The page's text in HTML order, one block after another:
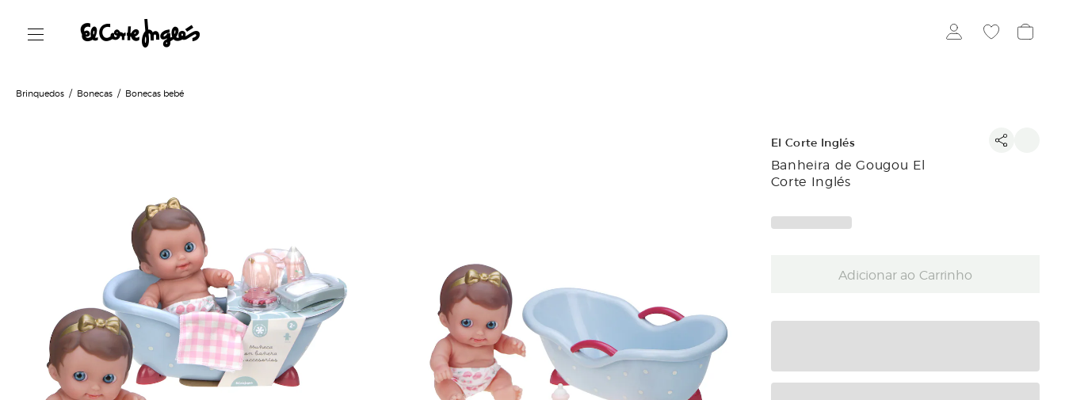
Brinquedos Bonecas Bonecas bebé
El Corte Inglés
Banheira de Gougou El
Corte Inglés
Adicionar ao Carrinho